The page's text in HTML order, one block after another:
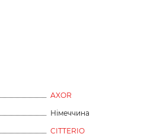
AXOR
Німеччина
CITTERIO